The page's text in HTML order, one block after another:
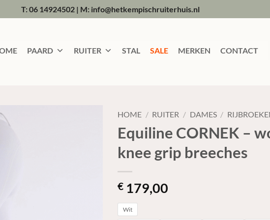
T: 06 14924502| M: info@hetkempischruiterhuis.nl
PAARD RUITER STAL SALE MERKEN CONTACT
HOME / RUITER / DAMES /
Equiline CORNEK –
knee grip breeches
€ 179,00
Wit